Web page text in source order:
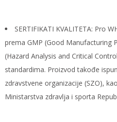
SERTIFIKATI KVALITETA: Pro
prema GMP (Good Manufacturing
(Hazard Analysis and Critical
standardima. Proizvod takođe
zdravstvene organizacije (SZO),
Ministarstva zdravlja i sporta